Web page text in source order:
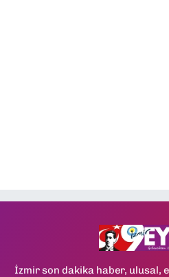
İzmir son dakika haber, ulusal,